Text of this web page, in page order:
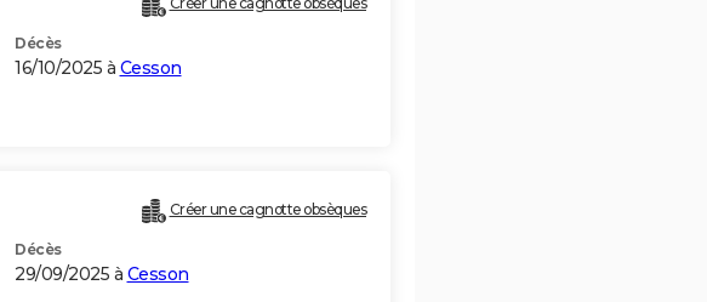
Décès
16/10/2025 à Cesson
Créer une cagnotte obsèques
Décès
29/09/2025 à Cesson